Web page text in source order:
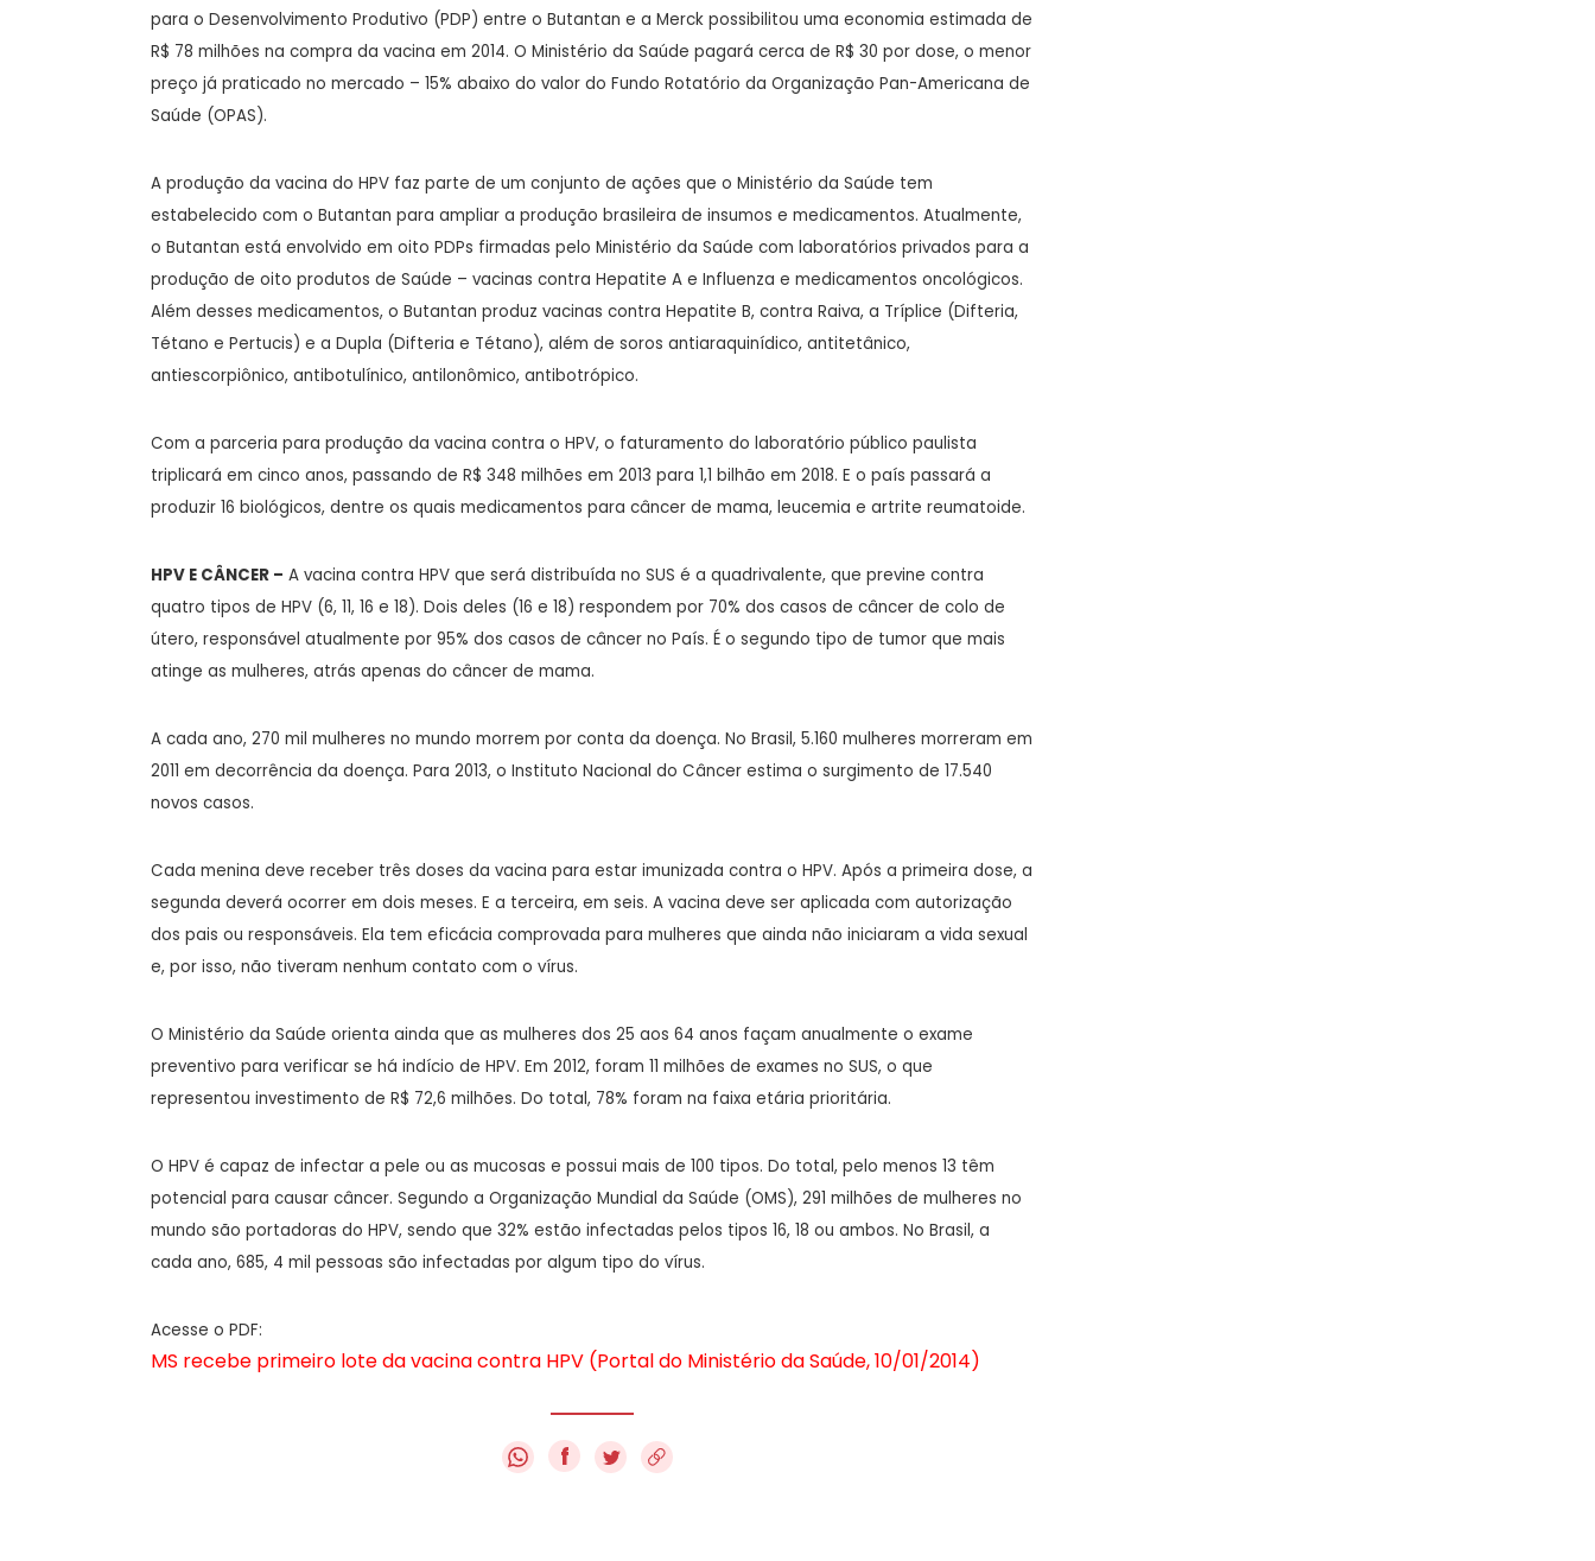
para o Desenvolvimento Produtivo (PDP) entre o Butantan e a Merck possibilitou uma economia estimada de
R$ 78 milhões na compra da vacina em 2014. O Ministério da Saúde pagará cerca de R$ 30 por dose, o menor
preço já praticado no mercado – 15% abaixo do valor do Fundo Rotatório da Organização Pan-Americana de
Saúde (OPAS).
A produção da vacina do HPV faz parte de um conjunto de ações que o Ministério da Saúde tem
estabelecido com o Butantan para ampliar a produção brasileira de insumos e medicamentos. Atualmente,
o Butantan está envolvido em oito PDPs firmadas pelo Ministério da Saúde com laboratórios privados para a
produção de oito produtos de Saúde – vacinas contra Hepatite A e Influenza e medicamentos oncológicos.
Além desses medicamentos, o Butantan produz vacinas contra Hepatite B, contra Raiva, a Tríplice (Difteria,
Tétano e Pertucis) e a Dupla (Difteria e Tétano), além de soros antiaraquinídico, antitetânico,
antiescorpiônico, antibotulínico, antilonômico, antibotrópico.
Com a parceria para produção da vacina contra o HPV, o faturamento do laboratório público paulista
triplicará em cinco anos, passando de R$ 348 milhões em 2013 para 1,1 bilhão em 2018. E o país passará a
produzir 16 biológicos, dentre os quais medicamentos para câncer de mama, leucemia e artrite reumatoide.
HPV E CÂNCER – A vacina contra HPV que será distribuída no SUS é a quadrivalente, que previne contra
quatro tipos de HPV (6, 11, 16 e 18). Dois deles (16 e 18) respondem por 70% dos casos de câncer de colo de
útero, responsável atualmente por 95% dos casos de câncer no País. É o segundo tipo de tumor que mais
atinge as mulheres, atrás apenas do câncer de mama.
A cada ano, 270 mil mulheres no mundo morrem por conta da doença. No Brasil, 5.160 mulheres morreram em
2011 em decorrência da doença. Para 2013, o Instituto Nacional do Câncer estima o surgimento de 17.540
novos casos.
Cada menina deve receber três doses da vacina para estar imunizada contra o HPV. Após a primeira dose, a
segunda deverá ocorrer em dois meses. E a terceira, em seis. A vacina deve ser aplicada com autorização
dos pais ou responsáveis. Ela tem eficácia comprovada para mulheres que ainda não iniciaram a vida sexual
e, por isso, não tiveram nenhum contato com o vírus.
O Ministério da Saúde orienta ainda que as mulheres dos 25 aos 64 anos façam anualmente o exame
preventivo para verificar se há indício de HPV. Em 2012, foram 11 milhões de exames no SUS, o que
representou investimento de R$ 72,6 milhões. Do total, 78% foram na faixa etária prioritária.
O HPV é capaz de infectar a pele ou as mucosas e possui mais de 100 tipos. Do total, pelo menos 13 têm
potencial para causar câncer. Segundo a Organização Mundial da Saúde (OMS), 291 milhões de mulheres no
mundo são portadoras do HPV, sendo que 32% estão infectadas pelos tipos 16, 18 ou ambos. No Brasil, a
cada ano, 685, 4 mil pessoas são infectadas por algum tipo do vírus.
Acesse o PDF:
MS recebe primeiro lote da vacina contra HPV (Portal do Ministério da Saúde, 10/01/2014)
f